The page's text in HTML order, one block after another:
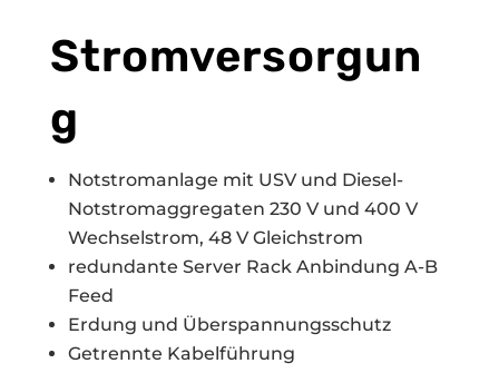
Stromversorgun
g
Notstromanlage mit USV und Diesel-
Notstromaggregaten 230 V und 400 V
Wechselstrom, 48 V Gleichstrom
redundante Server Rack Anbindung A-B
Feed
Erdung und Überspannungsschutz
Getrennte Kabelführung